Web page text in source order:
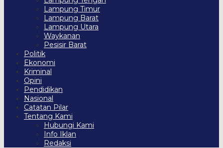
Lampung Timur
Lampung Barat
Lampung Utara
Waykanan
Pesisir Barat
Politik
Ekonomi
Kriminal
Opini
Pendidikan
Nasional
Catatan Pilar
Tentang Kami
Hubungi Kami
Info Iklan
Redaksi